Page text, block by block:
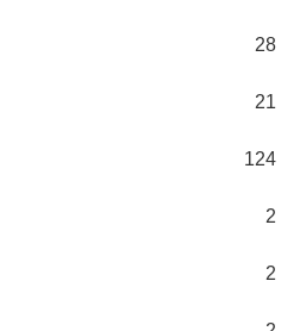
28
21
124
2
2